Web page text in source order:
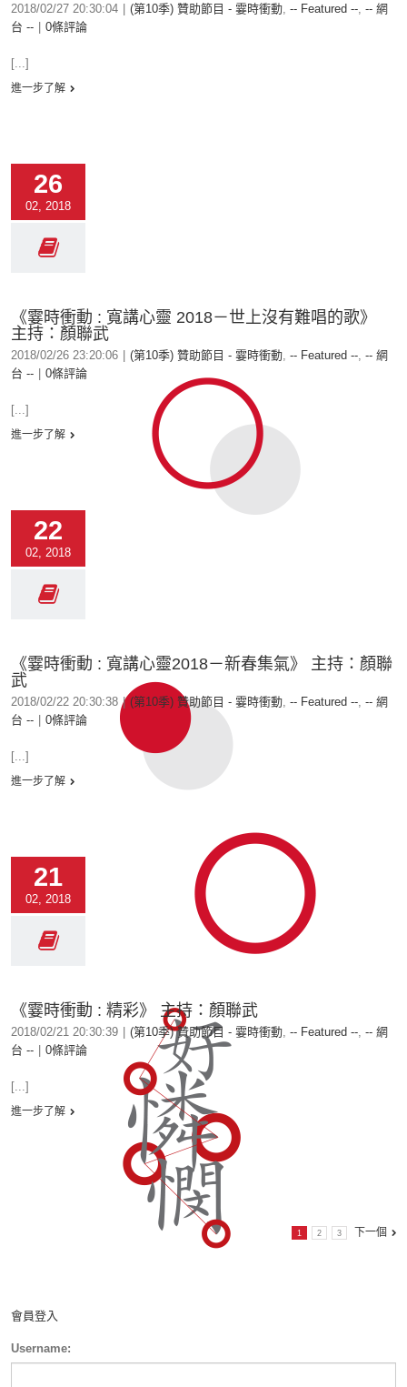
2018/02/27 20:30:04 (第10季) 贊助節目 - 霎時衝動, -- Featured --, -- 網
台 --
0條評論
[...]
進一步了解
26
02, 2018
《霎時衝動 : 寬講心靈 2018－世上沒有難唱的歌》
主持：顏聯武
2018/02/26 23:20:06 (第10季) 贊助節目 - 霎時衝動, -- Featured --, -- 網
台 --
0條評論
[...]
進一步了解
22
02, 2018
《霎時衝動 : 寬講心靈2018－新春集氣》 主持：顏聯
武
2018/02/22 20:30:38 | (第10季) 贊助節目 - 霎時衝動, -- Featured --, -- 網
台 --
0條評論
[...]
進一步了解
21
02, 2018
《霎時衝動 : 精彩》 主持：顏聯武
2018/02/21 20:30:39 (第10季) 贊助節目 - 霎時衝動, -- Featured --, -- 網
台 --
0條評論
[...]
進一步了解
1 2 3 下一個
會員登入
Username: